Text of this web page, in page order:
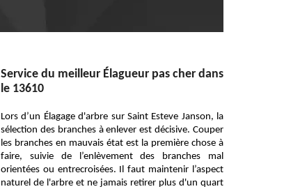
Service du meilleur Élagueur pas cher dans
le 13610
Lors d’un Élagage d'arbre sur Saint Esteve Janson, la
sélection des branches à enlever est décisive. Couper
les branches en mauvais état est la première chose à
faire, suivie de l’enlèvement des branches mal
orientées ou entrecroisées. Il faut maintenir l’aspect
naturel de l'arbre et ne jamais retirer plus d'un quart